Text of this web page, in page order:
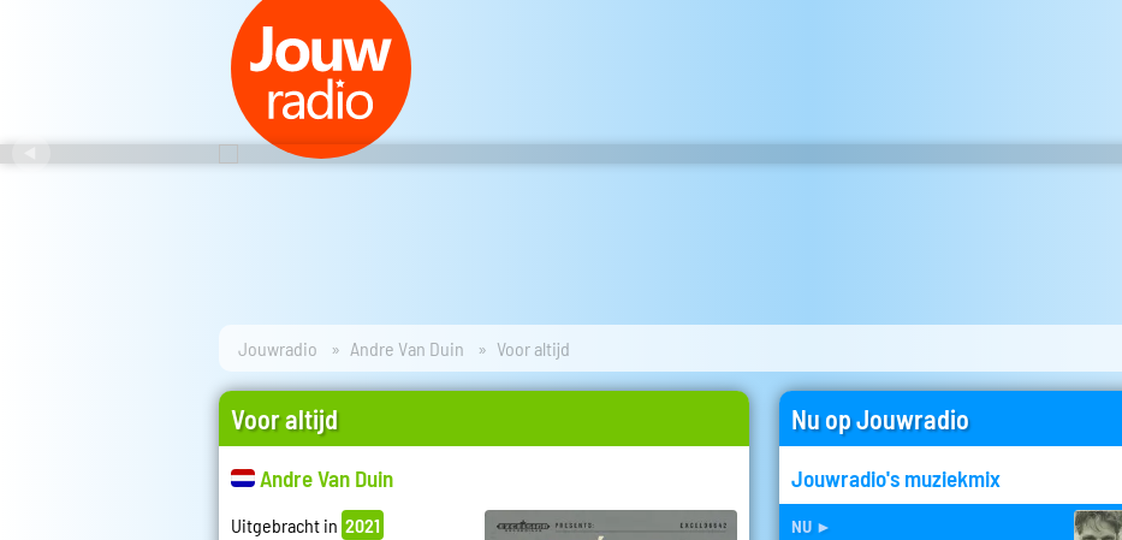
Jouwradio Andre Van Duin Voor altijd
Voor altijd
Andre Van Duin
Uitgebracht in 2021
Nu op Jouwradio
Jouwradio's muziekmix
nu ►